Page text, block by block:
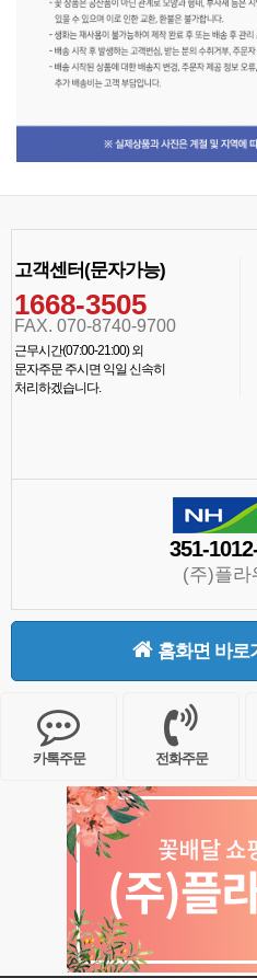
고객센터(문자가능)
1668-3505
FAX. 070-8740-9700
근무시간(07:00-21:00) 외
문자주문 주시면 익일 신속히
처리하겠습니다.
351-
(주)플라
홈화면 바로
카톡주문 전화주문